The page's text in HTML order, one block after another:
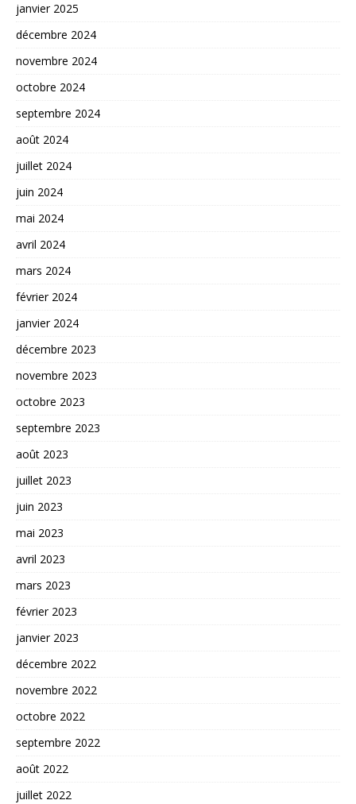
janvier 2025
décembre 2024
novembre 2024
octobre 2024
septembre 2024
août 2024
juillet 2024
juin 2024
mai 2024
avril 2024
mars 2024
février 2024
janvier 2024
décembre 2023
novembre 2023
octobre 2023
septembre 2023
août 2023
juillet 2023
juin 2023
mai 2023
avril 2023
mars 2023
février 2023
janvier 2023
décembre 2022
novembre 2022
octobre 2022
septembre 2022
août 2022
juillet 2022